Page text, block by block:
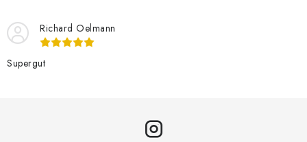
Richard Oelmann
Supergut